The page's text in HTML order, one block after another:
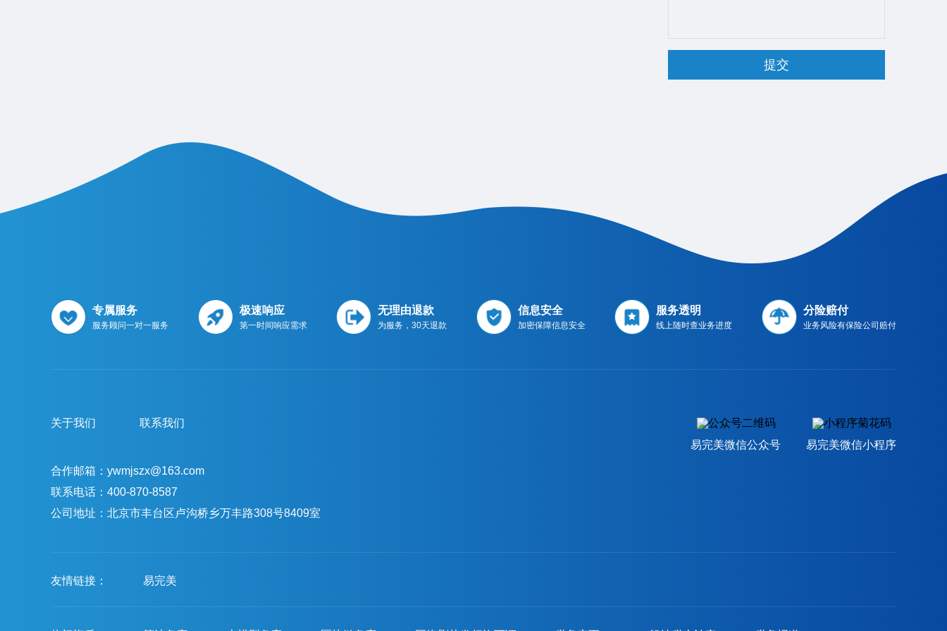
专属服务
服务顾问一对一服务
极速响应
第一时间响应需求
无理由退款
为服务，30天退款
信息安全
加密保障信息安全
服务透明
线上随时查业务进度
分险赔付
业务风险有保险公司赔付
关于我们 联系我们
合作邮箱：ywmjszx@163.com
联系电话：400-870-8587
公司地址：北京市丰台区卢沟桥乡万丰路308号8409室
易完美微信公众号 易完美微信小程序
友情链接： 易完美